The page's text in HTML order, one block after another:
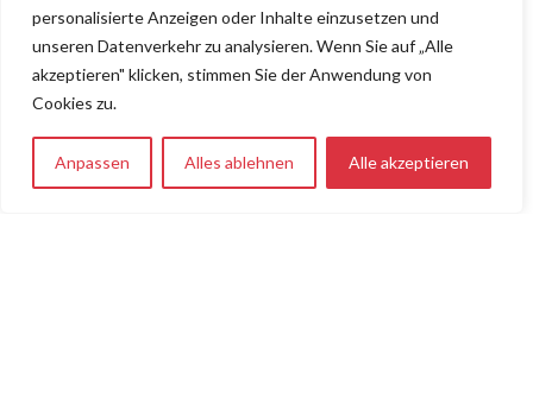
personalisierte Anzeigen oder Inhalte einzusetzen und
unseren Datenverkehr zu analysieren. Wenn Sie auf „Alle
akzeptieren" klicken, stimmen Sie der Anwendung von
Cookies zu.
Anpassen Alles ablehnen Alle akzeptieren
NÜTZLICHE LINKS
Shop
Kontakt
0